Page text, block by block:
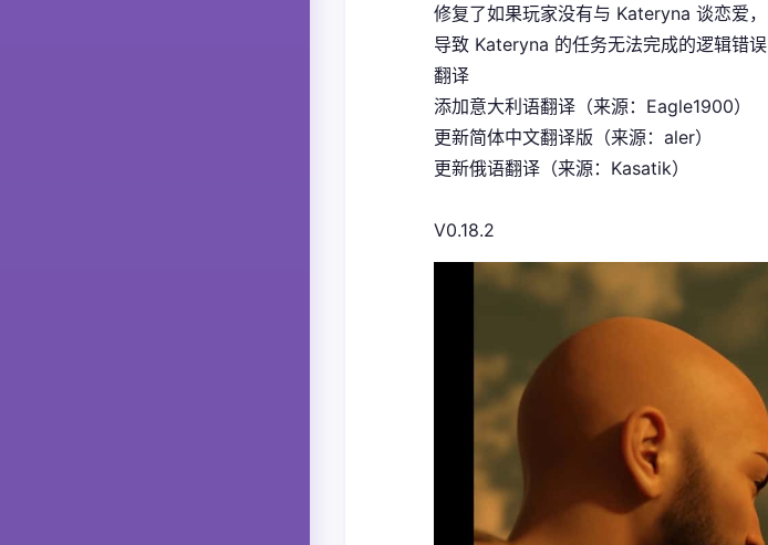
修复了如果玩家没有与 Kateryna 谈恋爱，
导致 Kateryna 的任务无法完成的逻辑错误
翻译
添加意大利语翻译（来源：Eagle1900）
更新简体中文翻译版（来源：aler）
更新俄语翻译（来源：Kasatik）
V0.18.2